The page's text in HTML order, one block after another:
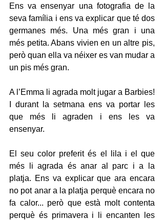
Ens va ensenyar una fotografia de la
seva família i ens va explicar que té dos
germanes més. Una més gran i una
més petita. Abans vivien en un altre pis,
però quan ella va néixer es van mudar a
un pis més gran.
A l’Emma li agrada molt jugar a Barbies!
I durant la setmana ens va portar les
que més li agraden i ens les va
ensenyar.
El seu color preferit és el lila i el que
més li agrada és anar al parc i a la
platja. Ens va explicar que ara encara
no pot anar a la platja perquè encara no
fa calor... però que està molt contenta
perquè és primavera i li encanten les